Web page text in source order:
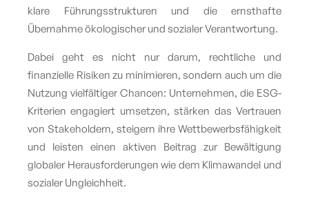
klare Führungsstrukturen und die ernsthafte
Übernahme ökologischer und sozialer Verantwortung.
Dabei geht es nicht nur darum, rechtliche und
finanzielle Risiken zu minimieren, sondern auch um die
Nutzung vielfältiger Chancen: Unternehmen, die ESG-
Kriterien engagiert umsetzen, stärken das Vertrauen
von Stakeholdern, steigern ihre Wettbewerbsfähigkeit
und leisten einen aktiven Beitrag zur Bewältigung
globaler Herausforderungen wie dem Klimawandel und
sozialer Ungleichheit.